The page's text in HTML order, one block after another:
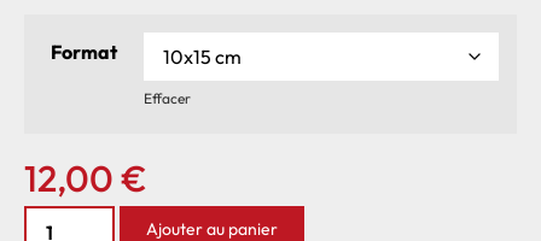
Format
Effacer
12,00€
Ajouter au panier